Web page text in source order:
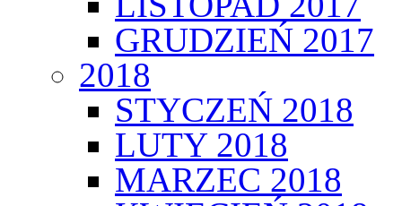
GRUDZIEŃ 2017
2018
STYCZEŃ 2018
LUTY 2018
MARZEC 2018